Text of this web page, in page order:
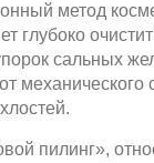
метод
глубоко
сальных
механического
пилинг»,